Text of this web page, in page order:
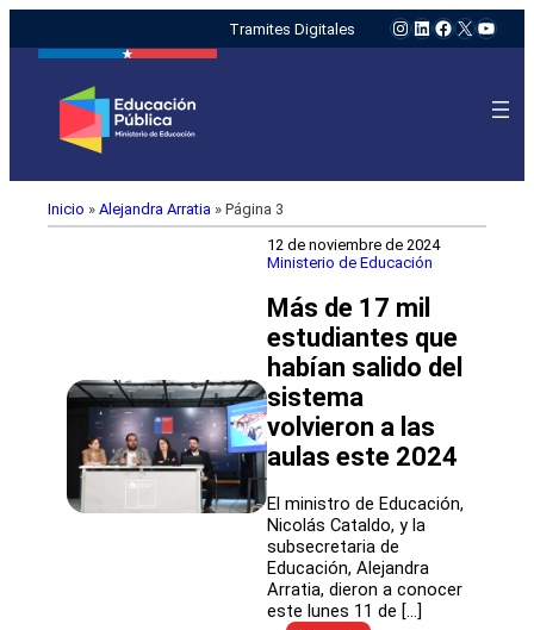
Tramites Digitales Instagram
LinkedIn
Facebook
X
Inicio » Alejandra Arratia » Página 3
12 de noviembre de 2024
Ministerio de Educación
Más de 17 mil
estudiantes que
habían salido del
sistema
volvieron a las
aulas este 2024
El ministro de Educación,
Nicolás Cataldo, y la
subsecretaria de
Educación, Alejandra
Arratia, dieron a conocer
este lunes 11 de […]